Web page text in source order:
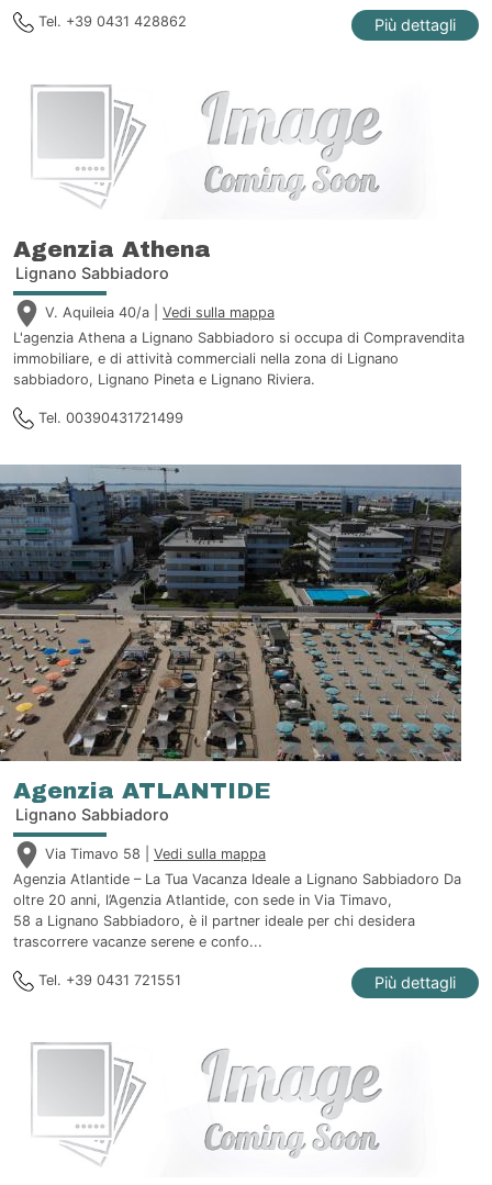
Tel. +39 0431 428862 Più dettagli
Agenzia Athena
Lignano Sabbiadoro
V. Aquileia 40/a | Vedi sulla mappa
L'agenzia Athena a Lignano Sabbiadoro si occupa di Compravendita
immobiliare, e di attività commerciali nella zona di Lignano
sabbiadoro, Lignano Pineta e Lignano Riviera.
Tel. 00390431721499
Agenzia ATLANTIDE
Lignano Sabbiadoro
Via Timavo 58 | Vedi sulla mappa
Agenzia Atlantide – La Tua Vacanza Ideale a Lignano Sabbiadoro Da
oltre 20 anni, l’Agenzia Atlantide, con sede in Via Timavo,
58 a Lignano Sabbiadoro, è il partner ideale per chi desidera
trascorrere vacanze serene e confo...
Tel. +39 0431 721551 Più dettagli